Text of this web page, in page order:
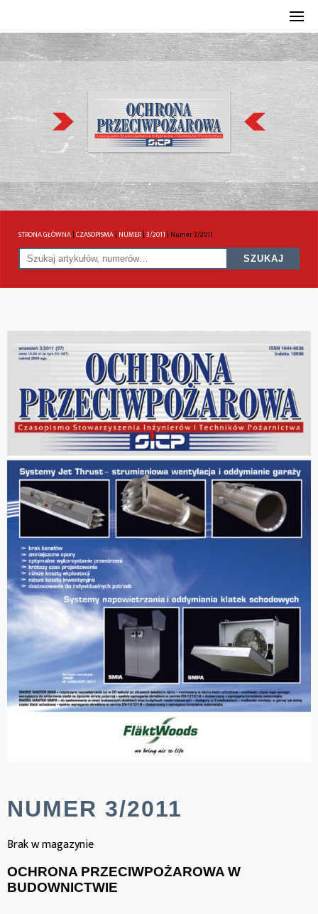
STRONA GŁÓWNA|CZASOPISMA| NUMER|3/2011 | Numer 3/2011
SZUKAJ
NUMER 3/2011
Brak w magazynie
OCHRONA PRZECIWPOŻAROWA W
BUDOWNICTWIE